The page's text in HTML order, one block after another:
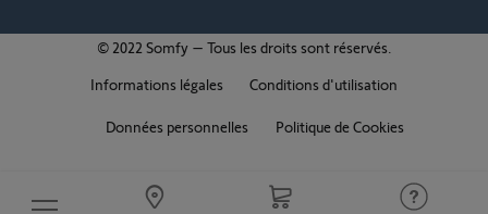
© 2022 Somfy – Tous les droits sont réservés.
Informations légales
Conditions d'utilisation
Données personnelles Politique de Cookies